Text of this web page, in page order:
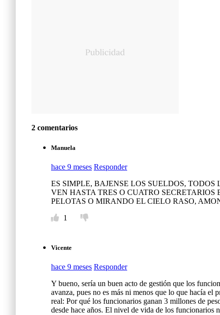
2 comentarios
Manuela
hace 9 meses Responder
ES SIMPLE, BAJENSE LOS SUELDOS,
VEN HASTA TRES O CUATRO
PELOTAS O MIRANDO EL CIELO RASO,
1
Vicente
hace 9 meses Responder
Y bueno, sería un buen acto de gestión que los
avanza, pues no es más ni menos que lo que hacía el
real: Por qué los funcionarios ganan 3 millones de
desde hace años. El nivel de vida de los funcionarios